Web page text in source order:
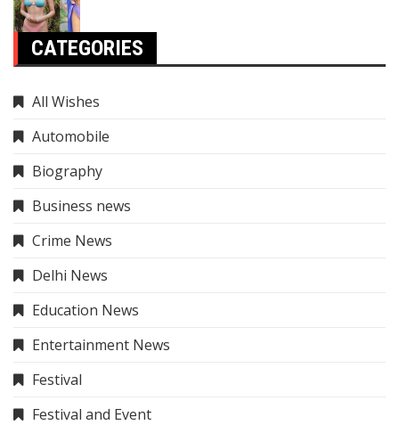
CATEGORIES
All Wishes
Automobile
Biography
Business news
Crime News
Delhi News
Education News
Entertainment News
Festival
Festival and Event